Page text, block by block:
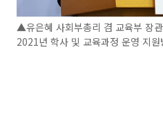
▲유은혜 사회부총리 겸 교육부 장
2021년 학사 및 교육과정 운영 지